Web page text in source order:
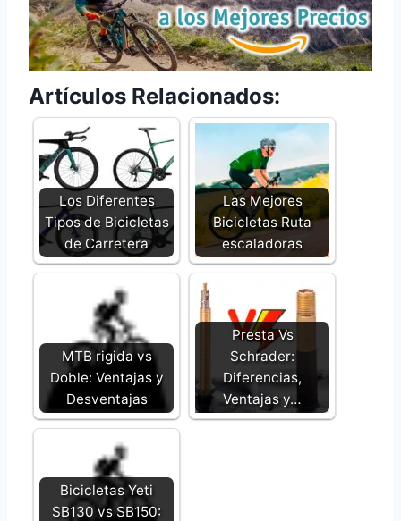
Artículos Relacionados:
Los Diferentes
Tipos de Bicicletas
de Carretera
Las Mejores
Bicicletas Ruta
escaladoras
MTB rigida vs
Doble: Ventajas y
Desventajas
Presta Vs
Schrader:
Diferencias,
Ventajas y…
Bicicletas Yeti
SB130 vs SB150: